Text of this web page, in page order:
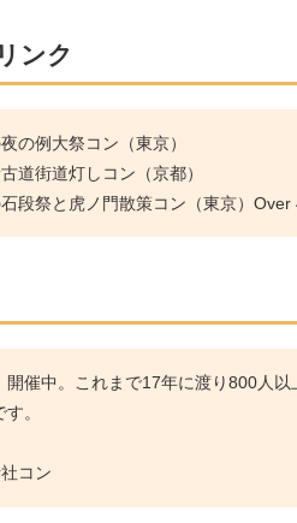
ンク
の例大祭コン（東京）
道街道灯しコン（京都）
段祭と虎ノ門散策コン（東京）Over
催中。これまで17年に渡り800人
。
コン